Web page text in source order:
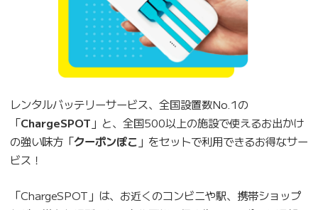
レンタルバッテリーサービス、全国設置数No.1の
「ChargeSPOT 」と、全国500以上の施設で使えるお出かけ
の強い味方「クーポンぽこ 」をセットで利用できるお得なサー
ビス！
「ChargeSPOT」は、お近くのコンビニや駅、携帯ショップ